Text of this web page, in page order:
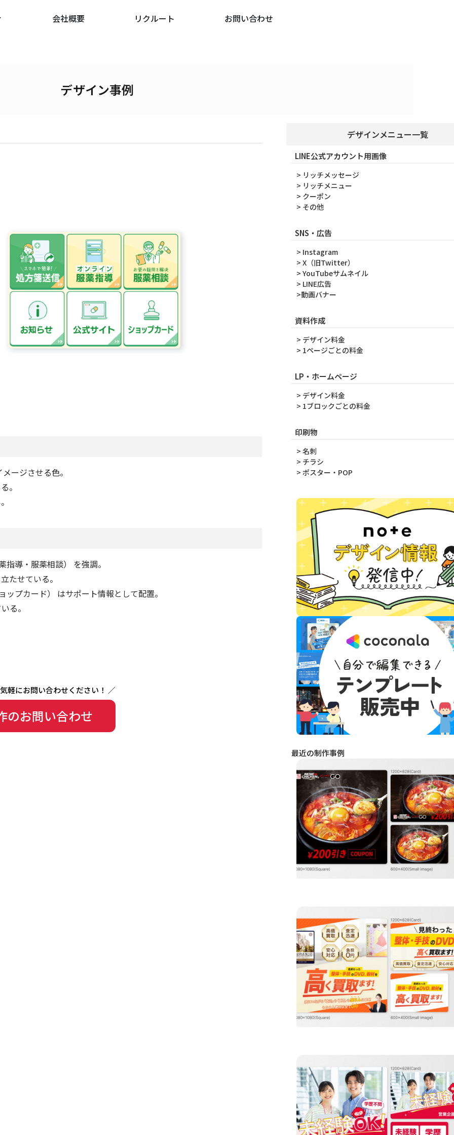
会社概要 リクルート お問い合わせ
デザイン事例
ージさせる色。
。
導・服薬相談） を強調。
たせている。
プカード） はサポート情報として配置。
る。
のお問い合わせ
デザインメニュー一覧
LINE公式アカウント用画像
> リッチメッセージ
> リッチメニュー
> クーポン
> その他
SNS・広告
> Instagram
> X（旧Twitter）
> YouTubeサムネイル
> LINE広告
>動画バナー
資料作成
> デザイン料金
> 1ページごとの料金
LP・ホームページ
> デザイン料金
> 1ブロックごとの料金
印刷物
> 名刺
> チラシ
> ポスター・POP
最近の制作事例